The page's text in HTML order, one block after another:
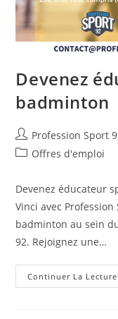
Devenez
badminton
Profession Sport
Offres d'emploi
Devenez éducateur
Vinci avec
badminton au sein
92. Rejoignez une…
Continuer La Lecture